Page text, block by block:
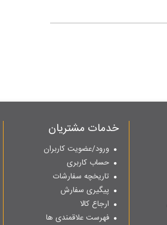
خدمات مشتریان
ورود/عضویت کاربران
حساب کاربری
تاریخچه سفارشات
پیگیری سفارش
ارجاع کالا
فهرست علاقمندی ها